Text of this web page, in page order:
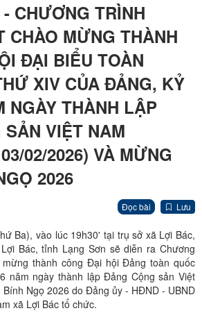
CHƯƠNG TRÌNH
CHÀO MỪNG THÀNH
ĐẠI BIỂU TOÀN
XIV CỦA ĐẢNG, KỶ
NGÀY THÀNH LẬP
VIỆT NAM
02/2026) VÀ MỪNG
2026
Đọc bài Lưu
Ba), vào lúc 19h30' tại trụ sở xã Lợi Bác,
Bác, tỉnh Lạng Sơn sẽ diễn ra Chương
thành công Đại hội Đảng toàn quốc
năm ngày thành lập Đảng Cộng sản Việt
Ngọ 2026 do Đảng ủy - HĐND - UBND
xã Lợi Bác tổ chức.